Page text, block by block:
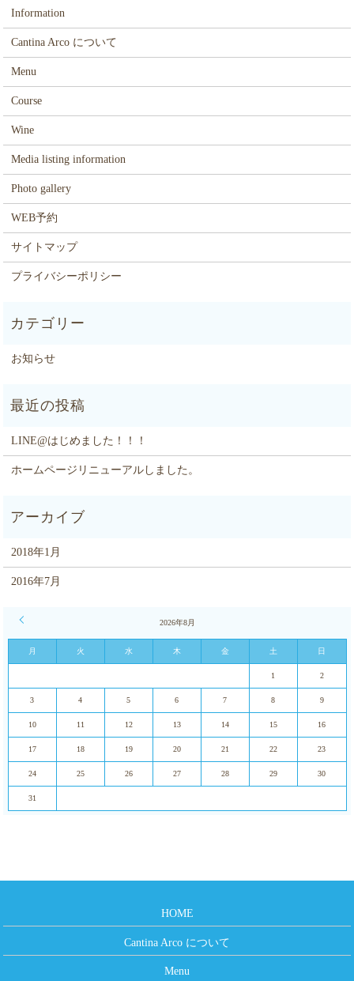
Information
Cantina Arco について
Menu
Course
Wine
Media listing information
Photo gallery
WEB予約
サイトマップ
プライバシーポリシー
お知らせ
LINE@はじめました！！！
ホームページリニューアルしました。
2018年1月
2016年7月
2026年8月
月 火 水 木 金 土 日
1 2
3 4 5 6 7 8 9
10 11 12 13 14 15 16
17 18 19 20 21 22 23
24 25 26 27 28 29 30
31
HOME
Cantina Arco について
Menu